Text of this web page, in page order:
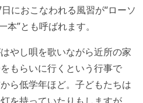
におこなわれる風習が“ローソ
本”とも呼ばれます。
やし唄を歌いながら近所の家
もらいに行くという行事で
ら低学年ほど。子どもたちは